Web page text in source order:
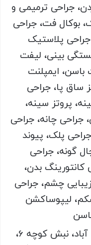
جراحی ترمیمی و
بوکال فت، جراحی
پلاستیک
بینی، لیفت
باسن، ایمپلنت
ساق پا، جراحی
پروتز سینه،
جراحی چانه، جراحی
پلک، پیوند
گونه، جراحی
بدن،
چشم، جراحی
لیپوساکشن
شیراز، خیابان عفیف آباد، نبش کوچه 6،